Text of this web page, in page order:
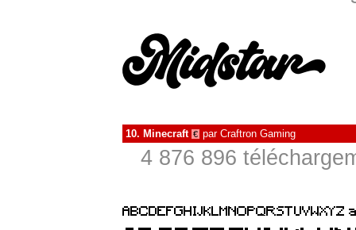
10. Minecraft € par Craftron Gaming
4 876 896